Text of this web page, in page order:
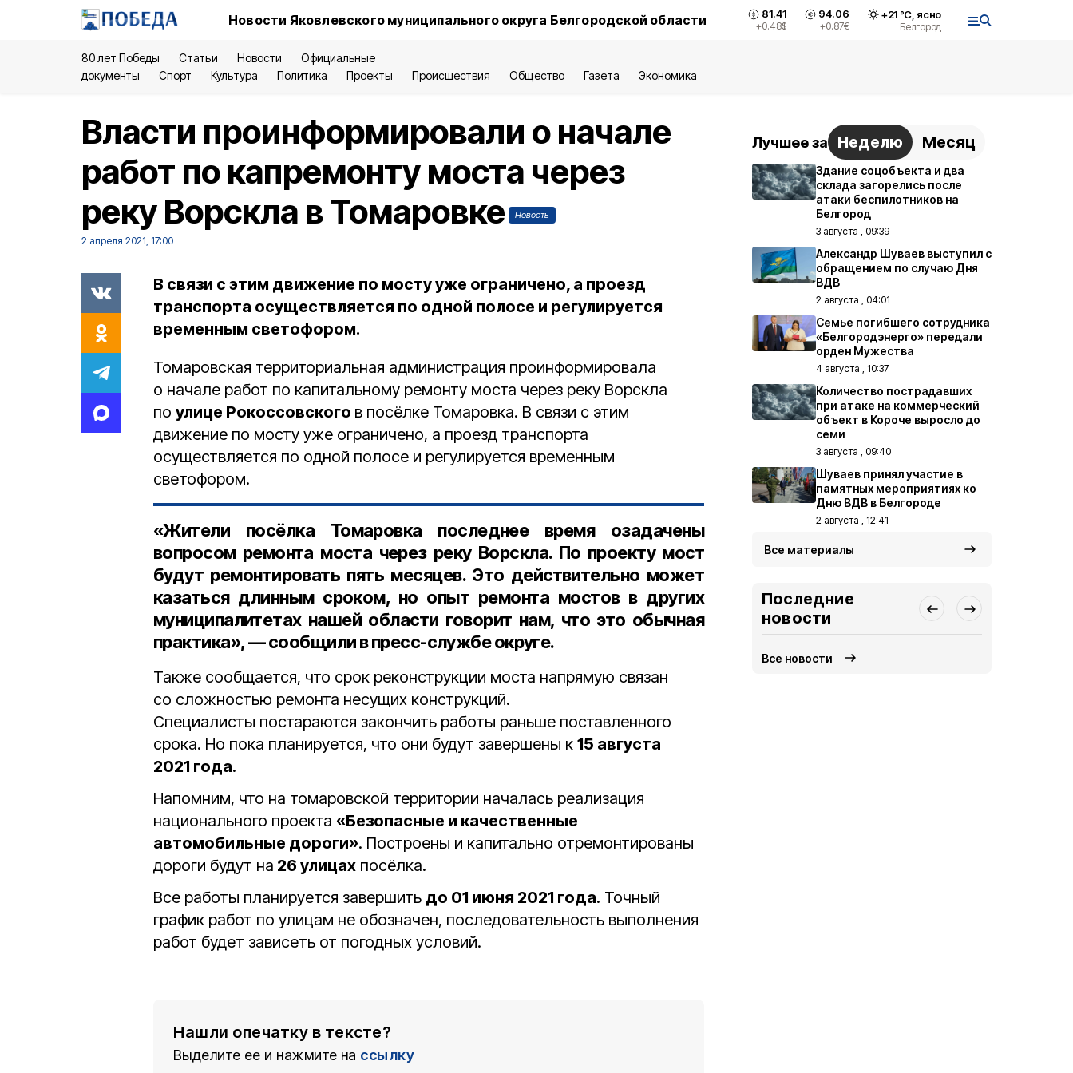
Новости Яковлевского муниципального округа Белгородской области 81.41
+0.48$
94.06
+0.87€
+21°С, ясно
Белгород
80 лет Победы Статьи Новости
Официальные
документы
Спорт Культура Политика Проекты Происшествия Общество Газета Экономика
Власти проинформировали о начале
работ по капремонту моста через
реку Ворскла в Томаровке
Новость
2 апреля 2021, 17:00
В связи с этим движение по мосту уже ограничено, а проезд
транспорта осуществляется по одной полосе и регулируется
временным светофором.
Томаровская территориальная администрация проинформировала
о начале работ по капитальному ремонту моста через реку Ворскла
по улице Рокоссовского в посёлке Томаровка. В связи с этим
движение по мосту уже ограничено, а проезд транспорта
осуществляется по одной полосе и регулируется временным
светофором.
«Жители посёлка Томаровка последнее время озадачены
вопросом ремонта моста через реку Ворскла. По проекту мост
будут ремонтировать пять месяцев. Это действительно может
казаться длинным сроком, но опыт ремонта мостов в других
муниципалитетах нашей области говорит нам, что это обычная
практика», — сообщили в пресс-службе округе.
Также сообщается, что срок реконструкции моста напрямую связан
со сложностью ремонта несущих конструкций.
Специалисты постараются закончить работы раньше поставленного
срока. Но пока планируется, что они будут завершены к 15 августа
2021 года.
Напомним, что на томаровской территории началась реализация
национального проекта «Безопасные и качественные
автомобильные дороги». Построены и капитально отремонтированы
дороги будут на 26 улицах посёлка.
Все работы планируется завершить до 01 июня 2021 года. Точный
график работ по улицам не обозначен, последовательность выполнения
работ будет зависеть от погодных условий.
Нашли опечатку в тексте?
Выделите ее и нажмите на ссылку
Лучшее за Неделю Месяц
Здание соцобъекта и два
склада загорелись после
атаки беспилотников на
Белгород
3 августа , 09:39
Александр Шуваев выступил с
обращением по случаю Дня
ВДВ
2 августа , 04:01
Семье погибшего сотрудника
«Белгородэнерго» передали
орден Мужества
4 августа , 10:37
Количество пострадавших
при атаке на коммерческий
объект в Короче выросло до
семи
3 августа , 09:40
Шуваев принял участие в
памятных мероприятиях ко
Дню ВДВ в Белгороде
2 августа , 12:41
Все материалы
Последние
новости
Все новости